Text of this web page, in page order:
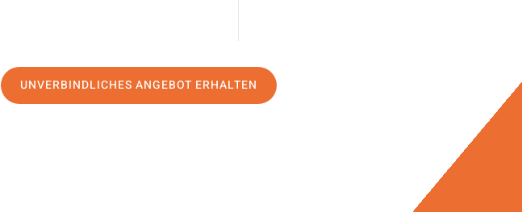
UNVERBINDLICHES ANGEBOT ERHALTEN